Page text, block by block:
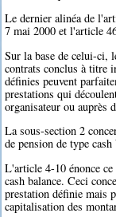
Le dernier alinéa de
7 mai 2000 et l'article
Sur la base de celui-ci,
contrats conclus à titre
définies peuvent
prestations qui
organisateur ou auprès
La sous-section 2
de pension de type cash
L'article 4-10 énonce
cash balance. Ceci
prestation définie mais
capitalisation des